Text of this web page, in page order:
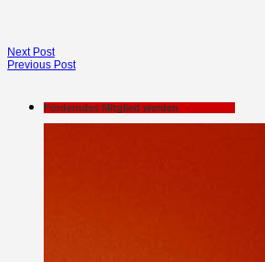
Next Post
Previous Post
Förderndes Mitglied werden